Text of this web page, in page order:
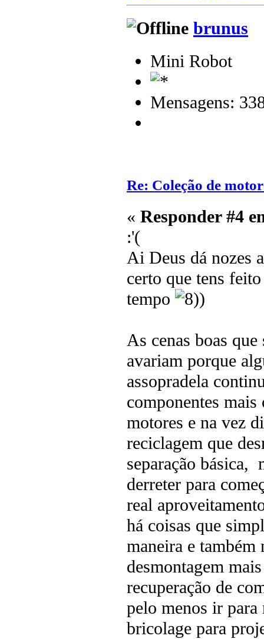
brunus
Mini Robot
Mensagens:
Re: Coleção de
« Responder #4
:'(
Ai Deus dá nozes
certo que tens
tempo
)
As cenas boas
avariam porque
assopradela
componentes
motores e na vez
reciclagem que
separação básica,
derreter para
real
há coisas que
maneira e também
desmontagem
recuperação de
pelo menos ir para
bricolage para